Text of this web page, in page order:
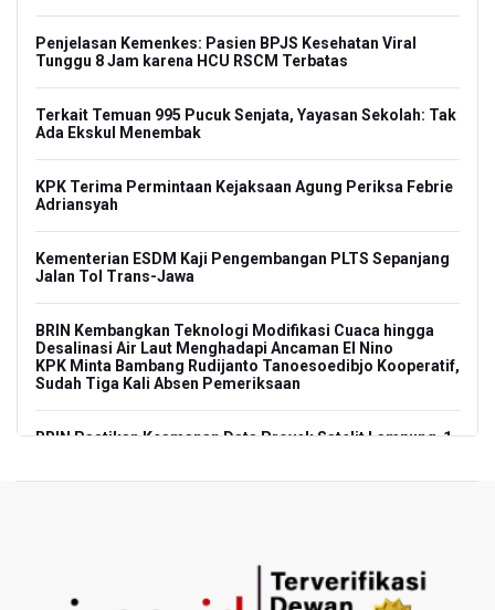
Penjelasan Kemenkes: Pasien BPJS Kesehatan Viral
Tunggu 8 Jam karena HCU RSCM Terbatas
Terkait Temuan 995 Pucuk Senjata, Yayasan Sekolah: Tak
Ada Ekskul Menembak
KPK Terima Permintaan Kejaksaan Agung Periksa Febrie
Adriansyah
Kementerian ESDM Kaji Pengembangan PLTS Sepanjang
Jalan Tol Trans-Jawa
BRIN Kembangkan Teknologi Modifikasi Cuaca hingga
Desalinasi Air Laut Menghadapi Ancaman El Nino
KPK Minta Bambang Rudijanto Tanoesoedibjo Kooperatif,
Sudah Tiga Kali Absen Pemeriksaan
BRIN Pastikan Keamanan Data Proyek Satelit Lampung-1
Kuasa Hukum Klaim 995 Airsoft Gun di Sekolah Swasta
Jaksel Berizin, Bantah Kepemilikan Senjata Api dan
Narkoba